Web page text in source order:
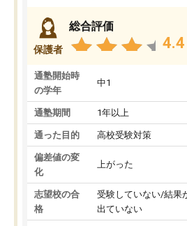
保護者
総合評価
4.4
通塾開始時
の学年
中1
通塾期間 1年以上
通った目的 高校受験対策
偏差値の変
化
上がった
志望校の合
格
受験していない/結果
出ていない